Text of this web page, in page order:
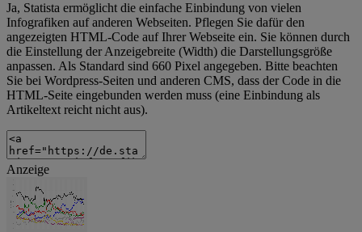
Ja, Statista ermöglicht die einfache Einbindung von vielen
Infografiken auf anderen Webseiten. Pflegen Sie dafür den
angezeigten HTML-Code auf Ihrer Webseite ein. Sie können durch
die Einstellung der Anzeigebreite (Width) die Darstellungsgröße
anpassen. Als Standard sind 660 Pixel angegeben. Bitte beachten
Sie bei Wordpress-Seiten und anderen CMS, dass der Code in die
HTML-Seite eingebunden werden muss (eine Einbindung als
Artikeltext reicht nicht aus).
Anzeige